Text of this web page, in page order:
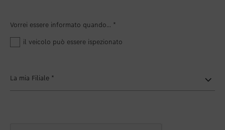
Vorrei essere informato quando... *
il veicolo può essere ispezionato
La mia Filiale *